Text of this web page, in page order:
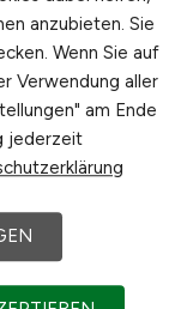
nach
etwa
ist
langfristig
anzubieten. Sie
Wenn Sie auf
Verwendung aller
am Ende
jederzeit